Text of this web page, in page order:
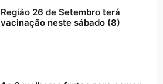
Região 26 de Setembro terá
vacinação neste sábado (8)